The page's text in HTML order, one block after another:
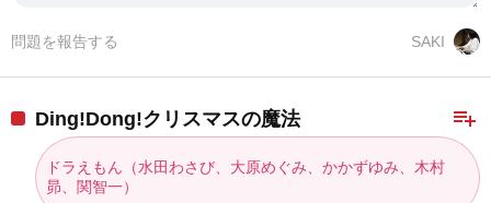
SAKI
問題を報告する
playlist_add
Ding!Dong!クリスマスの魔法
ドラえもん（水田わさび、大原めぐみ、かかずゆみ、木村
昴、関智一）